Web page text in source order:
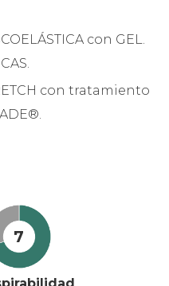
con GEL.
con tratamiento
7